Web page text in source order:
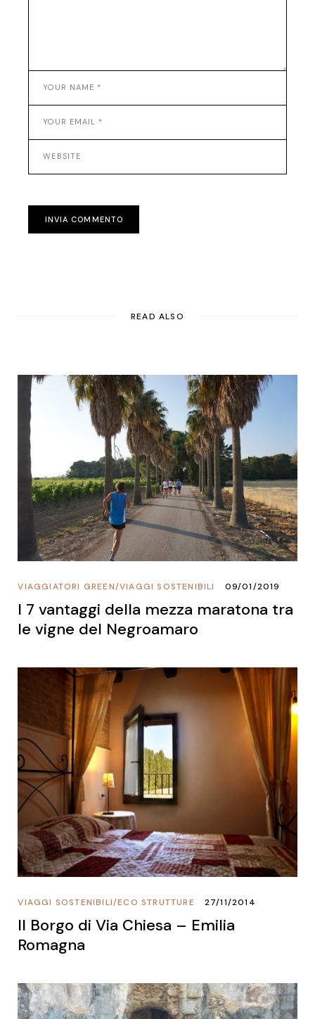
INVIA COMMENTO
READ ALSO
VIAGGI SOSTENIBILI
/
VIAGGIATORI GREEN 09/01/2019
I 7 vantaggi della mezza maratona tra
le vigne del Negroamaro
ECO STRUTTURE
/
VIAGGI SOSTENIBILI 27/11/2014
Il Borgo di Via Chiesa – Emilia
Romagna